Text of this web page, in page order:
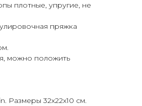
плотные, упругие, не
пряжка
можно положить
Размеры 32х22х10 см.